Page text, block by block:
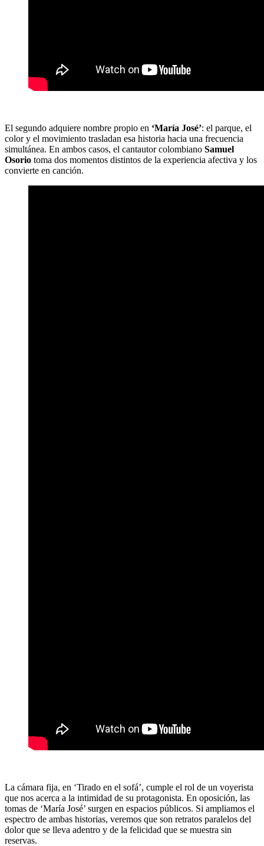
El segundo adquiere nombre propio en ‘María José’: el parque, el
color y el movimiento trasladan esa historia hacia una frecuencia
simultánea. En ambos casos, el cantautor colombiano Samuel
Osorio toma dos momentos distintos de la experiencia afectiva y los
convierte en canción.
La cámara fija, en ‘Tirado en el sofá’, cumple el rol de un voyerista
que nos acerca a la intimidad de su protagonista. En oposición, las
tomas de ‘María José’ surgen en espacios públicos. Si ampliamos el
espectro de ambas historias, veremos que son retratos paralelos del
dolor que se lleva adentro y de la felicidad que se muestra sin
reservas.